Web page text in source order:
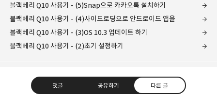
블랙베리 Q10 사용기 - (5)Snap으로 카카오톡 설치하기
블랙베리 Q10 사용기 - (4)사이드로딩으로 안드로이드 앱을
블랙베리 Q10 사용기 - (3)OS 10.3 업데이트 하기
블랙베리 Q10 사용기 - (2)초기 설정하기
댓글 공유하기 다른 글